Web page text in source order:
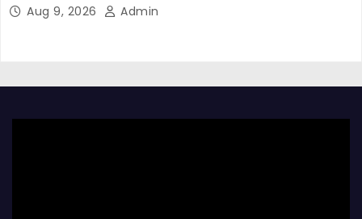
Aug 9, 2026 Admin